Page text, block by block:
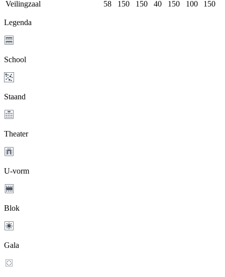
Veilingzaal 58 150 150 40 150 100 150
Legenda
School
Staand
Theater
U-vorm
Blok
Gala